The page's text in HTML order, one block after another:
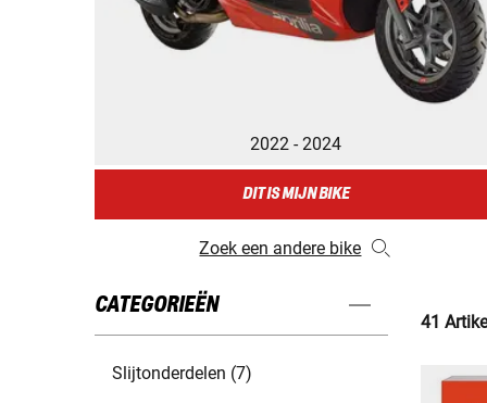
2022 - 2024
DIT IS MIJN BIKE
Zoek een andere bike
CATEGORIEËN
Slijtonderdelen (7)
41